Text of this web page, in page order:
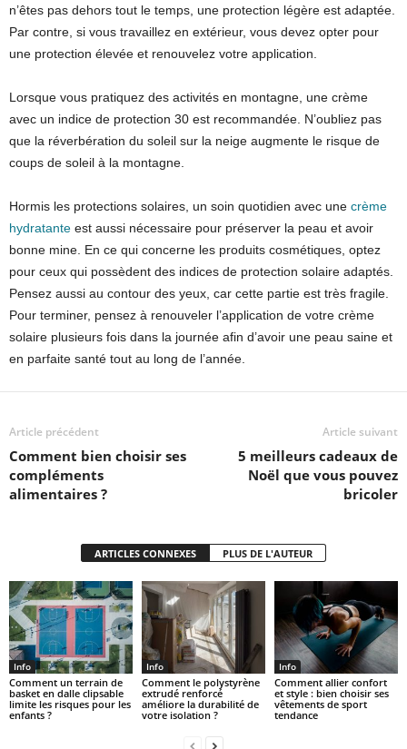
n’êtes pas dehors tout le temps, une protection légère est adaptée.
Par contre, si vous travaillez en extérieur, vous devez opter pour
une protection élevée et renouvelez votre application.
Lorsque vous pratiquez des activités en montagne, une crème
avec un indice de protection 30 est recommandée. N’oubliez pas
que la réverbération du soleil sur la neige augmente le risque de
coups de soleil à la montagne.
Hormis les protections solaires, un soin quotidien avec une crème
hydratante est aussi nécessaire pour préserver la peau et avoir
bonne mine. En ce qui concerne les produits cosmétiques, optez
pour ceux qui possèdent des indices de protection solaire adaptés.
Pensez aussi au contour des yeux, car cette partie est très fragile.
Pour terminer, pensez à renouveler l’application de votre crème
solaire plusieurs fois dans la journée afin d’avoir une peau saine et
en parfaite santé tout au long de l’année.
Article précédent
Comment bien choisir ses
compléments
alimentaires ?
Article suivant
5 meilleurs cadeaux de
Noël que vous pouvez
bricoler
ARTICLES CONNEXES PLUS DE L'AUTEUR
Info
Comment un terrain de
basket en dalle clipsable
limite les risques pour les
enfants ?
Info
Comment le polystyrène
extrudé renforcé
améliore la durabilité de
votre isolation ?
Info
Comment allier confort
et style : bien choisir ses
vêtements de sport
tendance